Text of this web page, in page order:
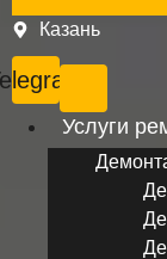
Казань
Услуги